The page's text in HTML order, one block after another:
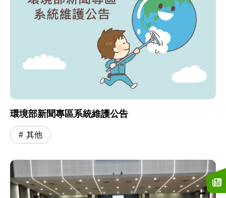
環境部新聞專區系統維護公告
其他